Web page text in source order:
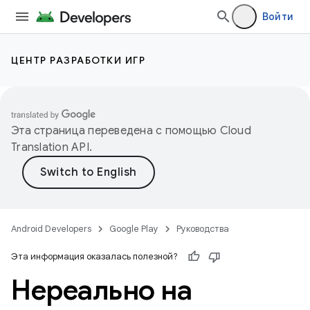
Войти
ЦЕНТР РАЗРАБОТКИ ИГР
Эта страница переведена с помощью Cloud
Translation API.
Android Developers Google Play Руководства
Эта информация оказалась полезной?
Нереально на